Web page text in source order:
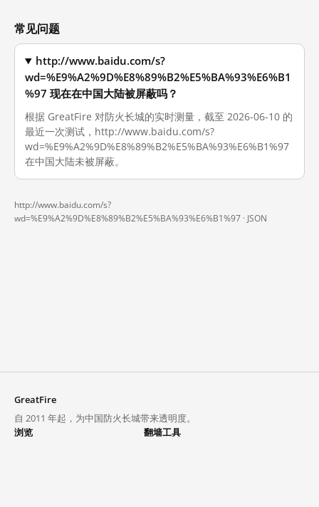
常见问题
http://www.baidu.com/s?
wd=%E9%A2%9D%E8%89%B2%E5%BA%93%E6%B1
%97 现在在中国大陆被屏蔽吗？
根据 GreatFire 对防火长城的实时测量，截至 2026-06-10 的
最近一次测试，http://www.baidu.com/s?
wd=%E9%A2%9D%E8%89%B2%E5%BA%93%E6%B1%97
在中国大陆未被屏蔽。
http://www.baidu.com/s?
wd=%E9%A2%9D%E8%89%B2%E5%BA%93%E6%B1%97 · JSON
GreatFire
自 2011 年起，为中国防火长城带来透明度。
浏览
翻墙工具